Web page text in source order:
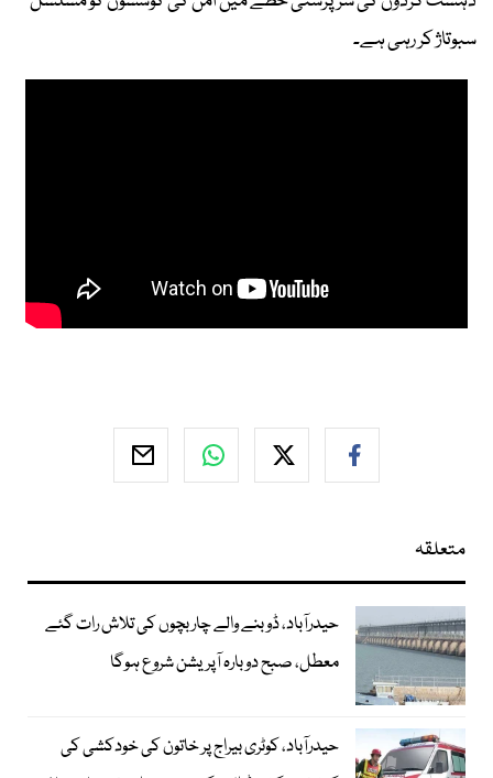
سبوتاژ کر رہی ہے۔
متعلقہ
حیدرآباد، ڈوبنے والے چار بچوں کی تلاش رات گئے
معطل، صبح دوبارہ آپریشن شروع ہوگا
حیدرآباد، کوٹری بیراج پر خاتون کی خودکشی کی